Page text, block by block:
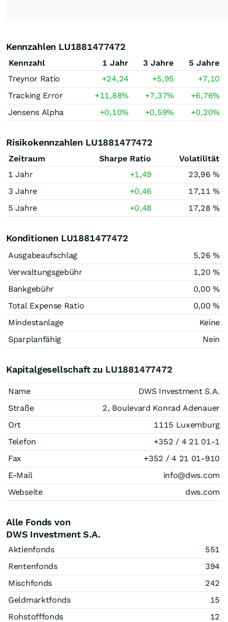
Kennzahlen LU1881477472
Kennzahl 1 Jahr 3 Jahre
5 Jahre
Treynor Ratio
+24,24 +5,95
+7,10
Tracking Error
+11,88% +7,37% +6,76%
Jensens Alpha
+0,10% +0,59% +0,20%
Risikokennzahlen LU1881477472
Zeitraum Sharpe Ratio
Volatilität
1 Jahr
+1,49
23,96 %
3 Jahre
+0,46
17,11 %
5 Jahre
+0,48 17,28 %
Konditionen LU1881477472
Ausgabeaufschlag
5,26 %
Verwaltungsgebühr
1,20 %
Bankgebühr
0,00 %
Total Expense Ratio
0,00 %
Mindestanlage
Keine
Sparplanfähig
Nein
Kapitalgesellschaft zu LU1881477472
Name
DWS Investment S.A.
Straße
2, Boulevard Konrad Adenauer
Ort
1115 Luxemburg
Telefon
+352 / 4 21 01-1
Fax
+352 / 4 21 01-910
E-Mail
info@dws.com
Webseite
dws.com
Alle Fonds von
DWS Investment S.A.
Aktienfonds
551
Rentenfonds
394
Mischfonds
242
Geldmarktfonds
15
Rohstofffonds
12